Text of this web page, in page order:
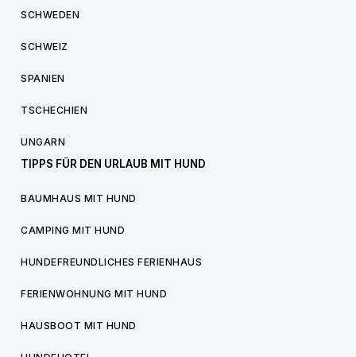
SCHWEDEN
SCHWEIZ
SPANIEN
TSCHECHIEN
UNGARN
TIPPS FÜR DEN URLAUB MIT HUND
BAUMHAUS MIT HUND
CAMPING MIT HUND
HUNDEFREUNDLICHES FERIENHAUS
FERIENWOHNUNG MIT HUND
HAUSBOOT MIT HUND